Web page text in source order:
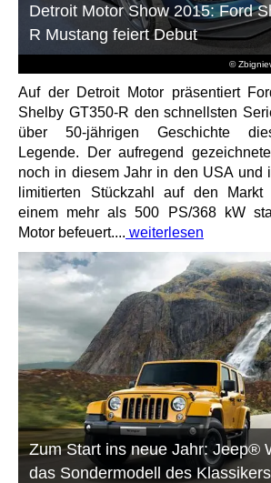
©
Detroit Motor Show 2015: Ford
R Mustang feiert Debut
Auf der Detroit Motor präsentiert
Shelby GT350-R den schnellsten
über 50-jährigen Geschichte
Legende. Der aufregend
noch in diesem Jahr in den USA und
limitierten Stückzahl auf den
einem mehr als 500 PS/368 kW
Motor befeuert.... weiterlesen
Zum Start ins neue Jahr: Jeep®
das Sondermodell des Klassikers